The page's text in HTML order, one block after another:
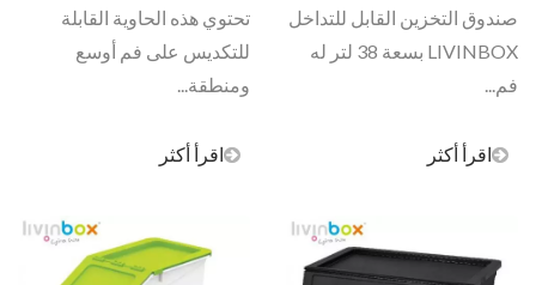
صندوق التخزين القابل للتداخل
LIVINBOX بسعة 38 لتر له
فم...
اقرأ أكثر
تحتوي هذه الحاوية القابلة
للتكديس على فم أوسع
ومنطقة...
اقرأ أكثر